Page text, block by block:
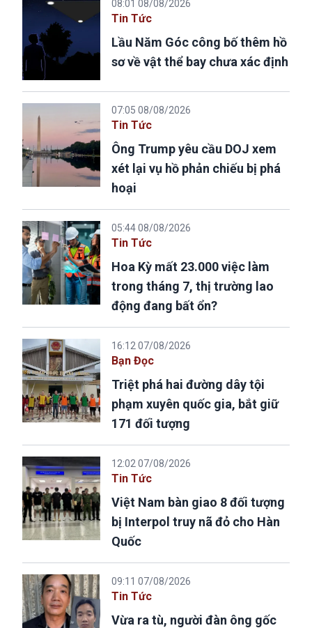
08:01 08/08/2026
Tin Tức
Lầu Năm Góc công bố thêm hồ
sơ về vật thể bay chưa xác định
07:05 08/08/2026
Tin Tức
Ông Trump yêu cầu DOJ xem
xét lại vụ hồ phản chiếu bị phá
hoại
05:44 08/08/2026
Tin Tức
Hoa Kỳ mất 23.000 việc làm
trong tháng 7, thị trường lao
động đang bất ổn?
16:12 07/08/2026
Bạn Đọc
Triệt phá hai đường dây tội
phạm xuyên quốc gia, bắt giữ
171 đối tượng
12:02 07/08/2026
Tin Tức
Việt Nam bàn giao 8 đối tượng
bị Interpol truy nã đỏ cho Hàn
Quốc
09:11 07/08/2026
Tin Tức
Vừa ra tù, người đàn ông gốc